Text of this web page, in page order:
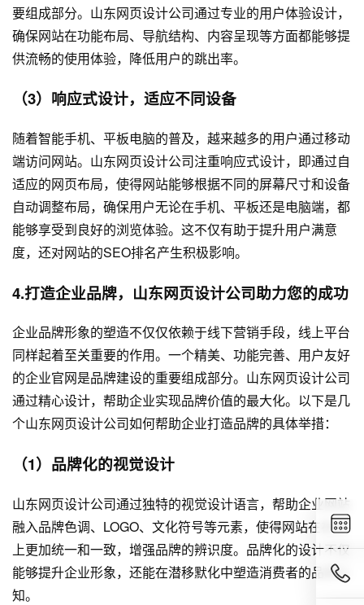
要组成部分。山东网页设计公司通过专业的用户体验设计，
确保网站在功能布局、导航结构、内容呈现等方面都能够提
供流畅的使用体验，降低用户的跳出率。
（3）响应式设计，适应不同设备
随着智能手机、平板电脑的普及，越来越多的用户通过移动
端访问网站。山东网页设计公司注重响应式设计，即通过自
适应的网页布局，使得网站能够根据不同的屏幕尺寸和设备
自动调整布局，确保用户无论在手机、平板还是电脑端，都
能够享受到良好的浏览体验。这不仅有助于提升用户满意
度，还对网站的SEO排名产生积极影响。
4.打造企业品牌，山东网页设计公司助力您的成功
企业品牌形象的塑造不仅仅依赖于线下营销手段，线上平台
同样起着至关重要的作用。一个精美、功能完善、用户友好
的企业官网是品牌建设的重要组成部分。山东网页设计公司
通过精心设计，帮助企业实现品牌价值的最大化。以下是几
个山东网页设计公司如何帮助企业打造品牌的具体举措：
（1）品牌化的视觉设计
山东网页设计公司通过独特的视觉设计语言，帮助企业网站
融入品牌色调、LOGO、文化符号等元素，使得网站在视觉
上更加统一和一致，增强品牌的辨识度。品牌化的设计不仅
能够提升企业形象，还能在潜移默化中塑造消费者的品牌认
知。